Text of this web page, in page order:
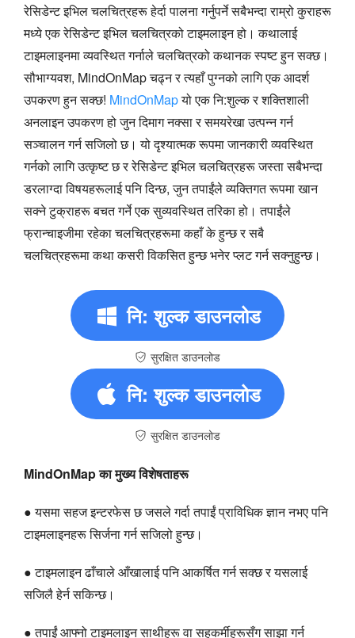
रेसिडेन्ट इभिल चलचित्रहरू हेर्दा पालना गर्नुपर्ने सबैभन्दा राम्रो कुराहरू
मध्ये एक रेसिडेन्ट इभिल चलचित्रको टाइमलाइन हो। कथालाई
टाइमलाइनमा व्यवस्थित गर्नाले चलचित्रको कथानक स्पष्ट हुन सक्छ।
सौभाग्यवश, MindOnMap चढ्न र त्यहाँ पुग्नको लागि एक आदर्श
उपकरण हुन सक्छ! MindOnMapयो एक नि:शुल्क र शक्तिशाली
अनलाइन उपकरण हो जुन दिमाग नक्सा र समयरेखा उत्पन्न गर्न
सञ्चालन गर्न सजिलो छ। यो दृश्यात्मक रूपमा जानकारी व्यवस्थित
गर्नको लागि उत्कृष्ट छ र रेसिडेन्ट इभिल चलचित्रहरू जस्ता सबैभन्दा
डरलाग्दा विषयहरूलाई पनि दिन्छ, जुन तपाईंले व्यक्तिगत रूपमा खान
सक्ने टुक्राहरू बचत गर्ने एक सुव्यवस्थित तरिका हो। तपाईंले
फ्रान्चाइजीमा रहेका चलचित्रहरूमा कहाँ के हुन्छ र सबै
चलचित्रहरूमा कथा कसरी विकसित हुन्छ भनेर प्लट गर्न सक्नुहुन्छ।
नि: शुल्क डाउनलोड
सुरक्षित डाउनलोड
नि: शुल्क डाउनलोड
सुरक्षित डाउनलोड
MindOnMap का मुख्य विशेषताहरू
● यसमा सहज इन्टरफेस छ जसले गर्दा तपाईं प्राविधिक ज्ञान नभए पनि
टाइमलाइनहरू सिर्जना गर्न सजिलो हुन्छ।
● टाइमलाइन ढाँचाले आँखालाई पनि आकर्षित गर्न सक्छ र यसलाई
सजिलै हेर्न सकिन्छ।
● तपाईं आफ्नो टाइमलाइन साथीहरू वा सहकर्मीहरूसँग साझा गर्न